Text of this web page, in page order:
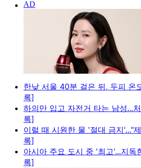
한낮 서울 40분 걸은 뒤, 두피 온
록]
하의만 입고 자전거 타는 남성...
록]
이럴 때 시원한 물 '절대 금지'..."
록]
아시아 주요 도시 중 '최고'...지독
록]